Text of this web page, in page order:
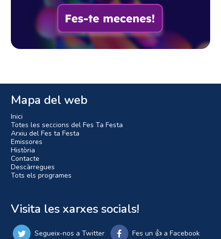
Mapa del web
Inici
Totes les seccions del Fes Ta Festa
Arxiu del Fes ta Festa
Emissores
Història
Contacte
Descàrregues
Tots els programes
Visita les xarxes socials!
Segueix-nos a Twitter Fes un 👍 a Facebook